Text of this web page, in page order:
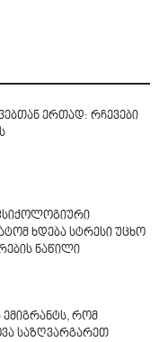
ერთად: რჩევები
ხდება სტრესი უცხო
ნაწილი
ემიგრანტს, რომ
საზღვარგარეთ